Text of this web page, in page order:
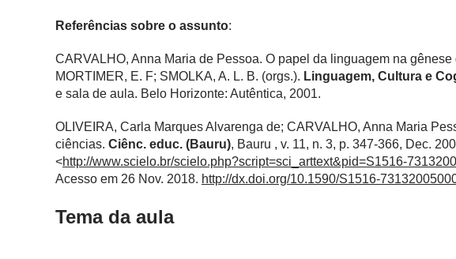
Referências sobre o assunto:
CARVALHO, Anna Maria de Pessoa. O papel da linguagem na
MORTIMER, E. F; SMOLKA, A. L. B. (orgs.). Linguagem, Cultura e
e sala de aula. Belo Horizonte: Autêntica, 2001.
OLIVEIRA, Carla Marques Alvarenga de; CARVALHO, Anna Maria
ciências. Ciênc. educ. (Bauru), Bauru , v. 11, n. 3, p. 347-366, Dec.
<http://www.scielo.br/scielo.php?script=sci_arttext&pid=S1516-
Acesso em 26 Nov. 2018. http://dx.doi.org/10.1590/S1516-
Tema da aula